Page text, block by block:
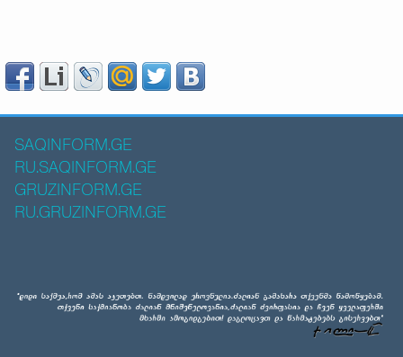
SAQINFORM.GE
RU.SAQINFORM.GE
GRUZINFORM.GE
RU.GRUZINFORM.GE